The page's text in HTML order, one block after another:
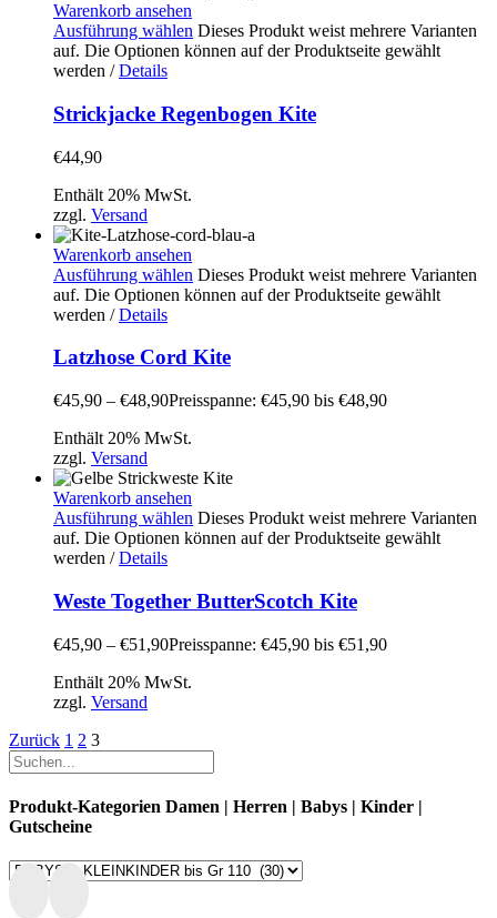
Warenkorb ansehen
Ausführung wählen Dieses Produkt weist mehrere Varianten
auf. Die Optionen können auf der Produktseite gewählt
werden / Details
Strickjacke Regenbogen Kite
€44,90
Enthält 20% MwSt.
zzgl. Versand
Warenkorb ansehen
Ausführung wählen Dieses Produkt weist mehrere Varianten
auf. Die Optionen können auf der Produktseite gewählt
werden / Details
Latzhose Cord Kite
€45,90 – €48,90Preisspanne: €45,90 bis €48,90
Enthält 20% MwSt.
zzgl. Versand
Warenkorb ansehen
Ausführung wählen Dieses Produkt weist mehrere Varianten
auf. Die Optionen können auf der Produktseite gewählt
werden / Details
Weste Together ButterScotch Kite
€45,90 – €51,90Preisspanne: €45,90 bis €51,90
Enthält 20% MwSt.
zzgl. Versand
Zurück 1 2 3
Produkt-Kategorien Damen | Herren | Babys | Kinder |
Gutscheine